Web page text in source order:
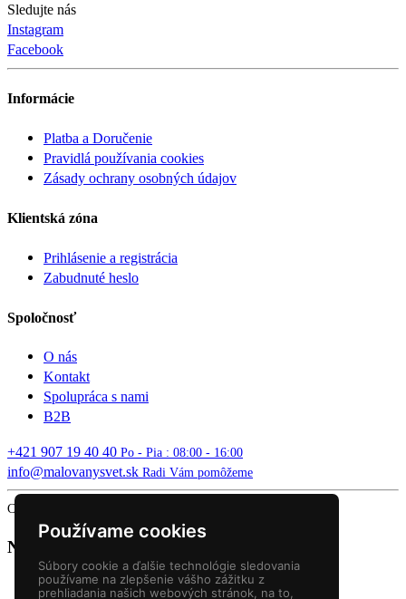
Používame cookies
Súbory cookie a ďalšie technológie sledovania
používame na zlepšenie vášho zážitku z
prehliadania našich webových stránok, na to,
Sledujte nás
Instagram
Facebook
Informácie
Platba a Doručenie
Pravidlá používania cookies
Zásady ochrany osobných údajov
Klientská zóna
Prihlásenie a registrácia
Zabudnuté heslo
Spoločnosť
O nás
Kontakt
Spolupráca s nami
B2B
+421 907 19 40 40 Po - Pia : 08:00 - 16:00
info@malovanysvet.sk Radi Vám pomôžeme
Copyright © 2026 MALOVANÝ SVET. All rights reserved.
Nákupný košík